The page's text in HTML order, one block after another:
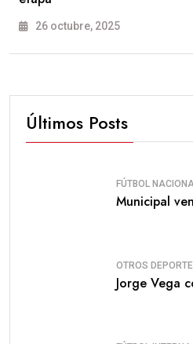
26 octubre, 2025
Últimos Posts
FÚTBOL
Municipal
OTROS
Jorge Vega